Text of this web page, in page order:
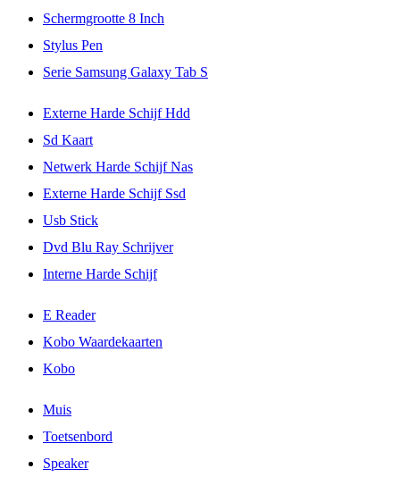
Schermgrootte 8 Inch
Stylus Pen
Serie Samsung Galaxy Tab S
Externe Harde Schijf Hdd
Sd Kaart
Netwerk Harde Schijf Nas
Externe Harde Schijf Ssd
Usb Stick
Dvd Blu Ray Schrijver
Interne Harde Schijf
E Reader
Kobo Waardekaarten
Kobo
Muis
Toetsenbord
Speaker